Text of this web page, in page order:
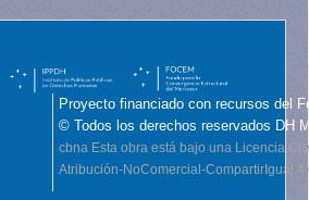
Proyecto financiado con recursos del
© Todos los derechos reservados DH
cbna Esta obra está bajo una Licencia
Atribución-NoComercial-CompartirIgual